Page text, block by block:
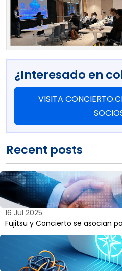
¿Interesado en
VISITA
Recent posts
16 Jul 2025
Fujitsu y Concierto se asocian